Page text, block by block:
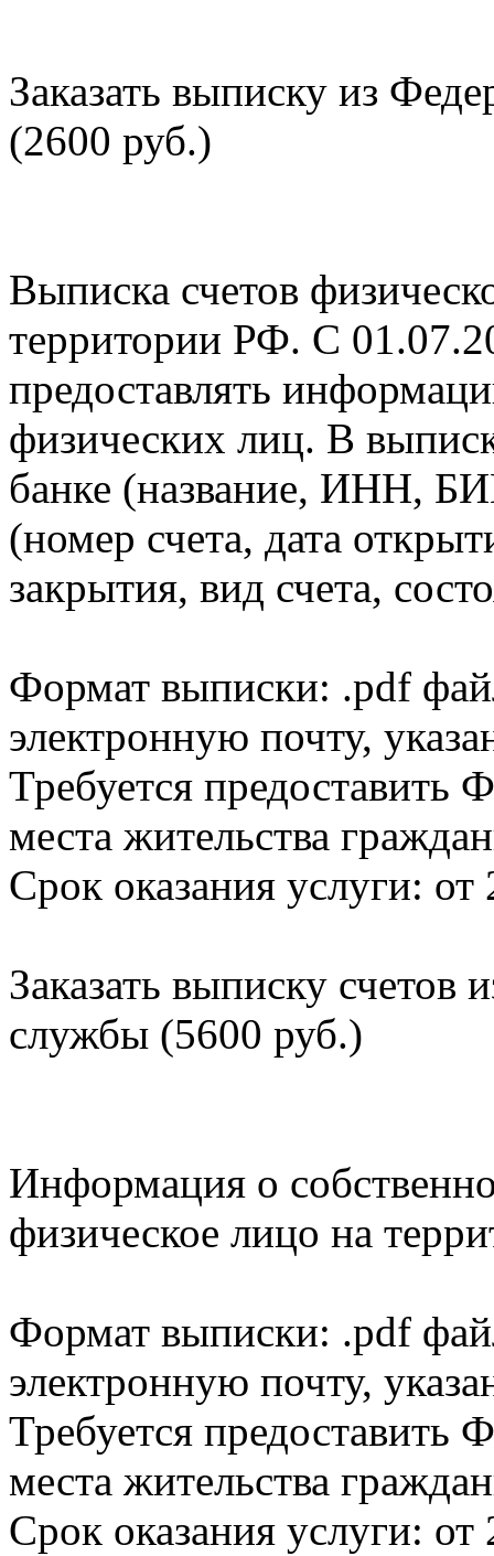
Заказать выписку из
(2600 руб.)
Выписка счетов
территории РФ. С
предоставлять
физических лиц. В
банке (название, ИНН,
(номер счета, дата
закрытия, вид счета,
Формат выписки: .pdf
электронную почту,
Требуется
места жительства
Срок оказания услуги: от
Заказать выписку счетов
службы (5600 руб.)
Информация о
физическое лицо на
Формат выписки: .pdf
электронную почту,
Требуется
места жительства
Срок оказания услуги: от